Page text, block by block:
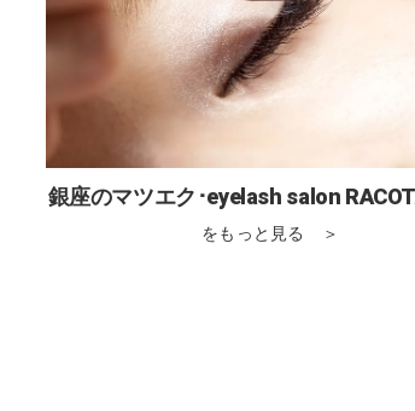
銀座のマツエク･eyelash salon
をもっと見る ＞